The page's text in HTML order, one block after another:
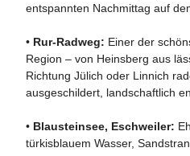
entspannten Nachmittag auf
• Rur-Radweg: Einer der
Region – von Heinsberg aus
Richtung Jülich oder Linnich
ausgeschildert, landschaftlich
• Blausteinsee, Eschweiler:
türkisblauem Wasser,